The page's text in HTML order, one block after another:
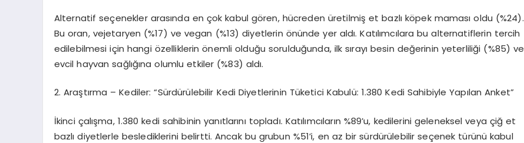
Alternatif seçenekler arasında en çok kabul gören, hücreden üretilmiş et bazlı köpek maması oldu (%24).
Bu oran, vejetaryen (%17) ve vegan (%13) diyetlerin önünde yer aldı. Katılımcılara bu alternatiflerin tercih
edilebilmesi için hangi özelliklerin önemli olduğu sorulduğunda, ilk sırayı besin değerinin yeterliliği (%85) ve
evcil hayvan sağlığına olumlu etkiler (%83) aldı.
2. Araştırma – Kediler:“Sürdürülebilir Kedi Diyetlerinin Tüketici Kabulü: 1.380 Kedi Sahibiyle Yapılan Anket”
İkinci çalışma, 1.380 kedi sahibinin yanıtlarını topladı. Katılımcıların %89’u, kedilerini geleneksel veya çiğ et
bazlı diyetlerle beslediklerini belirtti. Ancak bu grubun %51’i, en az bir sürdürülebilir seçenek türünü kabul